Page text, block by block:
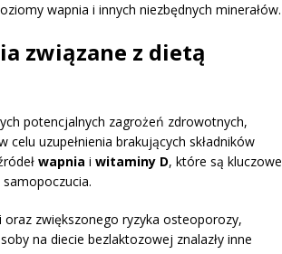
wapnia i innych niezbędnych minerałów.
związane z dietą
potencjalnych zagrożeń zdrowotnych,
uzupełnienia brakujących składników
wapnia i witaminy D, które są kluczowe
zwiększonego ryzyka osteoporozy,
na diecie bezlaktozowej znalazły inne